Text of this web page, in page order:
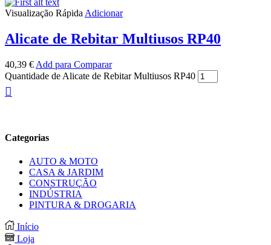
Visualização Rápida Adicionar
Alicate de Rebitar Multiusos RP40
40,39 € Add para Comparar
Quantidade de Alicate de Rebitar Multiusos RP40
Categorias
AUTO & MOTO
CASA & JARDIM
CONSTRUÇÃO
INDÚSTRIA
PINTURA & DROGARIA
Início
Loja